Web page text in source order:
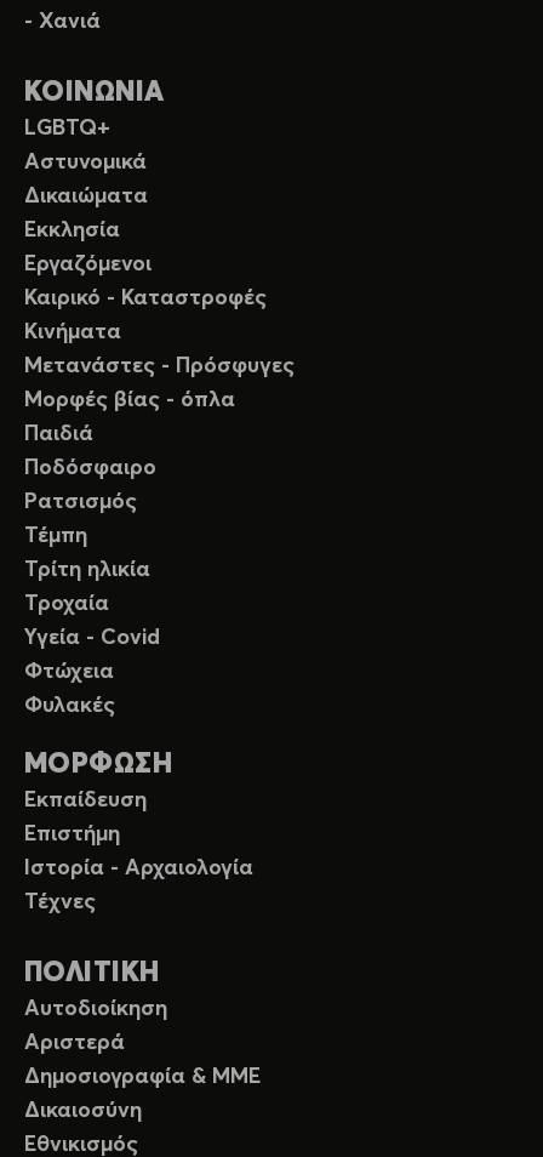
- Χανιά
ΚΟΙΝΩΝΙΑ
LGBTQ+
Αστυνομικά
Δικαιώματα
Εκκλησία
Εργαζόμενοι
Καιρικό - Καταστροφές
Κινήματα
Μετανάστες - Πρόσφυγες
Μορφές βίας - όπλα
Παιδιά
Ποδόσφαιρο
Ρατσισμός
Τέμπη
Τρίτη ηλικία
Τροχαία
Υγεία - Covid
Φτώχεια
Φυλακές
ΜΟΡΦΩΣΗ
Εκπαίδευση
Επιστήμη
Ιστορία - Αρχαιολογία
Τέχνες
ΠΟΛΙΤΙΚΗ
Αυτοδιοίκηση
Αριστερά
Δημοσιογραφία & ΜΜΕ
Δικαιοσύνη
Εθνικισμός